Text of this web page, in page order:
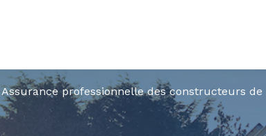
Assurance professionnelle des constructeurs